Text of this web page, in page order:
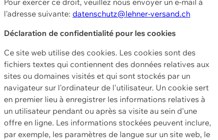
l'adresse suivante: datenschutz@lehner-versand.ch
Déclaration de confidentialité pour les cookies
Ce site web utilise des cookies. Les cookies sont des
fichiers textes qui contiennent des données relatives aux
sites ou domaines visités et qui sont stockés par un
navigateur sur l'ordinateur de l'utilisateur. Un cookie sert
en premier lieu à enregistrer les informations relatives à
un utilisateur pendant ou après sa visite au sein d'une
offre en ligne. Les informations stockées peuvent inclure,
par exemple, les paramètres de langue sur un site web, le